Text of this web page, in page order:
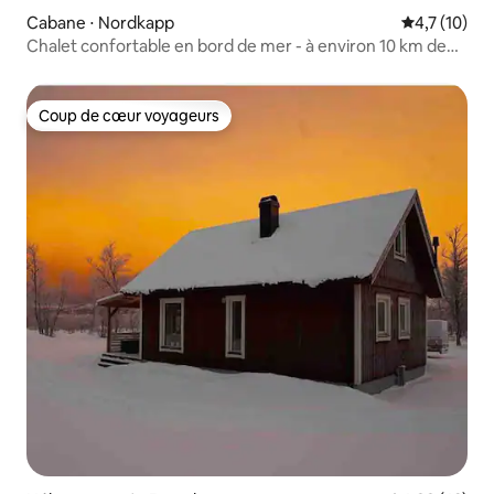
Cabane ⋅ Nordkapp Évaluation
4,7 (10)
Chalet confortable en bord de mer - à environ 10 km de
Coup de cœur voyageurs
Coup de cœur voyageurs